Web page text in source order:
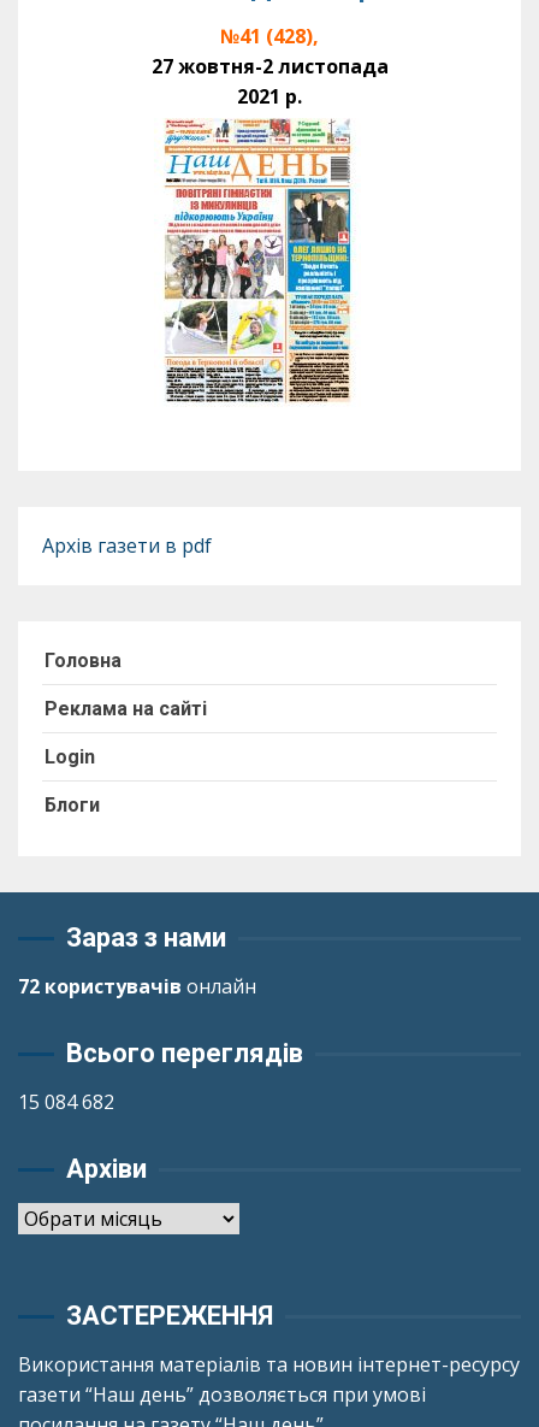
№41 (428),
27 жовтня-2 листопада
2021 р.
Архів газети в pdf
Головна
Реклама на сайті
Login
Блоги
Зараз з нами
72 користувачів онлайн
Всього переглядів
15 084 682
Архіви
Архіви
ЗАСТЕРЕЖЕННЯ
Використання матеріалів та новин інтернет-ресурсу
газети “Наш день” дозволяється при умові